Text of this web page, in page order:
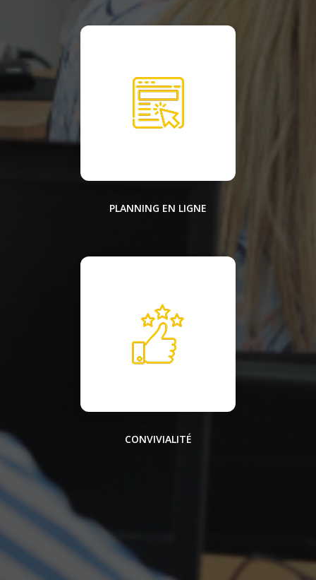
PLANNING EN LIGNE
CONVIVIALITÉ